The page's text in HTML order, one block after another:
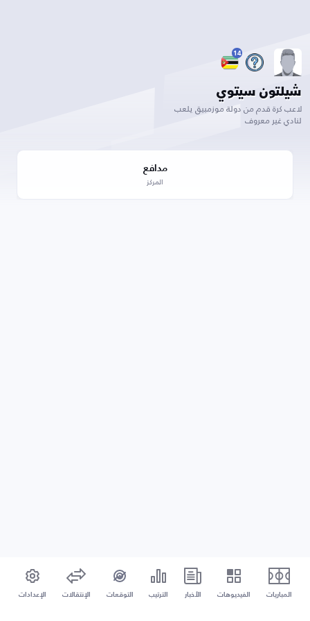
14
شيلتون سيتوي
لاعب كرة قدم من دولة موزمبيق يلعب
لنادي غير معروف
مدافع
المركز
المباريات الفيديوهات الأخبار الترتيب التوقعات الإنتقالات الإعدادات